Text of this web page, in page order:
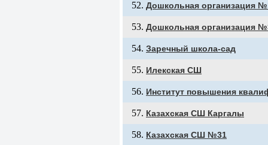
Дошкольная организация
Дошкольная организация
Заречный школа-сад
Илекская СШ
Институт повышения
Казахская СШ Каргалы
Казахская СШ №31